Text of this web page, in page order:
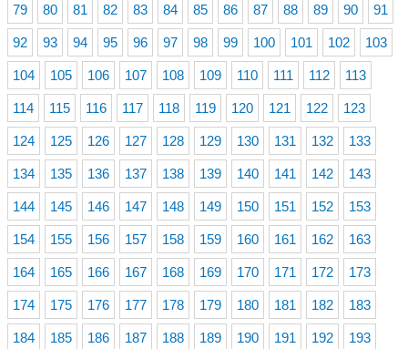
79 80 81 82 83 84 85 86 87 88 89 90 91
92 93 94 95 96 97 98 99 100 101 102 103
104 105 106 107 108 109 110 111 112 113
114 115 116 117 118 119 120 121 122 123
124 125 126 127 128 129 130 131 132 133
134 135 136 137 138 139 140 141 142 143
144 145 146 147 148 149 150 151 152 153
154 155 156 157 158 159 160 161 162 163
164 165 166 167 168 169 170 171 172 173
174 175 176 177 178 179 180 181 182 183
184 185 186 187 188 189 190 191 192 193